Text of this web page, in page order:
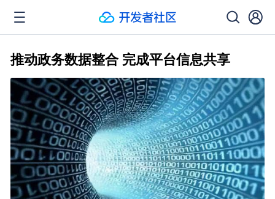
推动政务数据整合 完成平台信息共享